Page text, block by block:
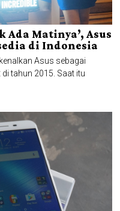
Ada Matinya’, Asus
di Indonesia
Asus sebagai
tahun 2015. Saat itu